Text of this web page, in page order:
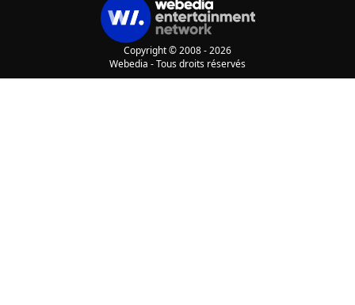
Copyright © 2008 - 2026
Webedia - Tous droits réservés